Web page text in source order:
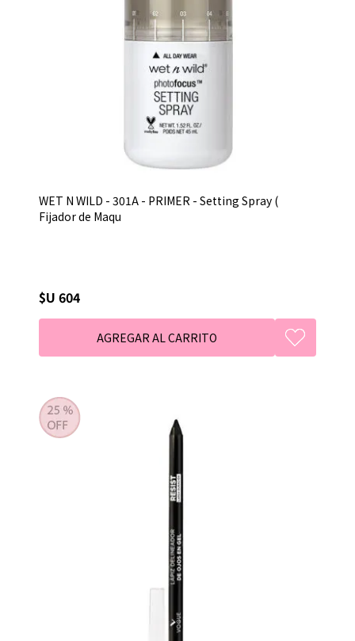
WET N WILD - 301A - PRIMER - Setting Spray (
Fijador de Maqu
$U 604